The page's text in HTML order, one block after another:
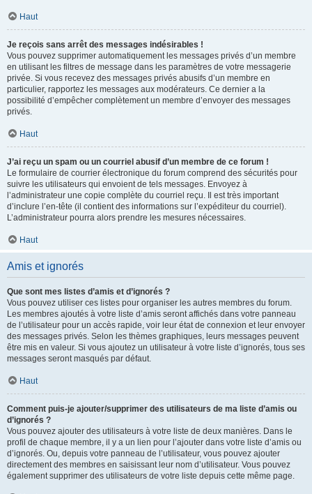
Haut
Je reçois sans arrêt des messages indésirables !
Vous pouvez supprimer automatiquement les messages privés d’un membre
en utilisant les filtres de message dans les paramètres de votre messagerie
privée. Si vous recevez des messages privés abusifs d’un membre en
particulier, rapportez les messages aux modérateurs. Ce dernier a la
possibilité d’empêcher complètement un membre d’envoyer des messages
privés.
Haut
J’ai reçu un spam ou un courriel abusif d’un membre de ce forum !
Le formulaire de courrier électronique du forum comprend des sécurités pour
suivre les utilisateurs qui envoient de tels messages. Envoyez à
l’administrateur une copie complète du courriel reçu. Il est très important
d’inclure l’en-tête (il contient des informations sur l’expéditeur du courriel).
L’administrateur pourra alors prendre les mesures nécessaires.
Haut
Amis et ignorés
Que sont mes listes d’amis et d’ignorés ?
Vous pouvez utiliser ces listes pour organiser les autres membres du forum.
Les membres ajoutés à votre liste d’amis seront affichés dans votre panneau
de l’utilisateur pour un accès rapide, voir leur état de connexion et leur envoyer
des messages privés. Selon les thèmes graphiques, leurs messages peuvent
être mis en valeur. Si vous ajoutez un utilisateur à votre liste d’ignorés, tous ses
messages seront masqués par défaut.
Haut
Comment puis-je ajouter/supprimer des utilisateurs de ma liste d’amis ou
d’ignorés ?
Vous pouvez ajouter des utilisateurs à votre liste de deux manières. Dans le
profil de chaque membre, il y a un lien pour l’ajouter dans votre liste d’amis ou
d’ignorés. Ou, depuis votre panneau de l’utilisateur, vous pouvez ajouter
directement des membres en saisissant leur nom d’utilisateur. Vous pouvez
également supprimer des utilisateurs de votre liste depuis cette même page.